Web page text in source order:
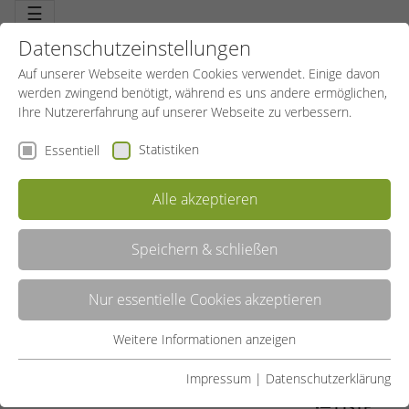
☰
FASZIENTRAINING
Lange Zeit unbeachtet: Faszien sind zentral für das schmerzfreie
Zusammenspiel unseres Körpers. Die gute Nachricht: sie können
erfolgreich trainiert werden. Ein faszinierendes und
gesundheitsorientiertes Bindegewebe-Training für mehr
Beweglichkeit, für mehr Schwung und Dynamik
Datenschutzeinstellungen
Auf unserer Webseite werden Cookies verwendet. Einige davon
werden zwingend benötigt, während es uns andere ermöglichen,
Ihre Nutzererfahrung auf unserer Webseite zu verbessern.
Essentiell Statistiken
Alle akzeptieren
Speichern & schließen
Nur essentielle Cookies akzeptieren
Essentielle Cookies werden für grundlegende Funktionen der
Weitere Informationen anzeigen
Impressum | Datenschutzerklärung